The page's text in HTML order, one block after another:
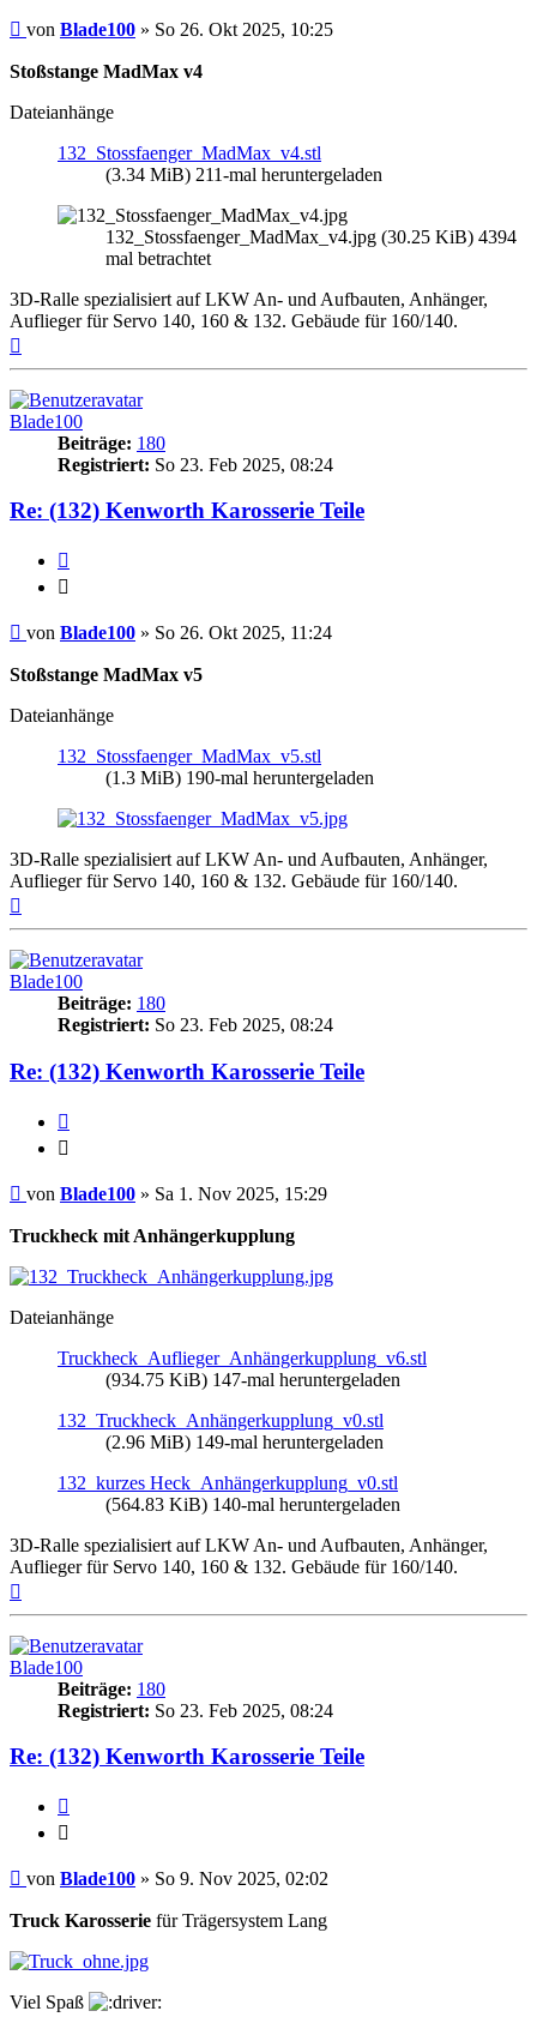
Beitrag
von Blade100 » So 26. Okt 2025, 10:25
Stoßstange MadMax v4
Dateianhänge
132_Stossfaenger_MadMax_v4.stl
(3.34 MiB) 211-mal heruntergeladen
132_Stossfaenger_MadMax_v4.jpg (30.25 KiB) 4394
mal betrachtet
3D-Ralle spezialisiert auf LKW An- und Aufbauten, Anhänger,
Auflieger für Servo 140, 160 & 132. Gebäude für 160/140.
Blade100
Beiträge: 180
Registriert: So 23. Feb 2025, 08:24
Re: (132) Kenworth Karosserie Teile
Beitrag
von Blade100 » So 26. Okt 2025, 11:24
Stoßstange MadMax v5
Dateianhänge
132_Stossfaenger_MadMax_v5.stl
(1.3 MiB) 190-mal heruntergeladen
3D-Ralle spezialisiert auf LKW An- und Aufbauten, Anhänger,
Auflieger für Servo 140, 160 & 132. Gebäude für 160/140.
Blade100
Beiträge: 180
Registriert: So 23. Feb 2025, 08:24
Re: (132) Kenworth Karosserie Teile
Beitrag
von Blade100 » Sa 1. Nov 2025, 15:29
Truckheck mit Anhängerkupplung
Dateianhänge
Truckheck_Auflieger_Anhängerkupplung_v6.stl
(934.75 KiB) 147-mal heruntergeladen
132_Truckheck_Anhängerkupplung_v0.stl
(2.96 MiB) 149-mal heruntergeladen
132_kurzes Heck_Anhängerkupplung_v0.stl
(564.83 KiB) 140-mal heruntergeladen
3D-Ralle spezialisiert auf LKW An- und Aufbauten, Anhänger,
Auflieger für Servo 140, 160 & 132. Gebäude für 160/140.
Blade100
Beiträge: 180
Registriert: So 23. Feb 2025, 08:24
Re: (132) Kenworth Karosserie Teile
Beitrag
von Blade100 » So 9. Nov 2025, 02:02
Truck Karosserie für Trägersystem Lang
Viel Spaß